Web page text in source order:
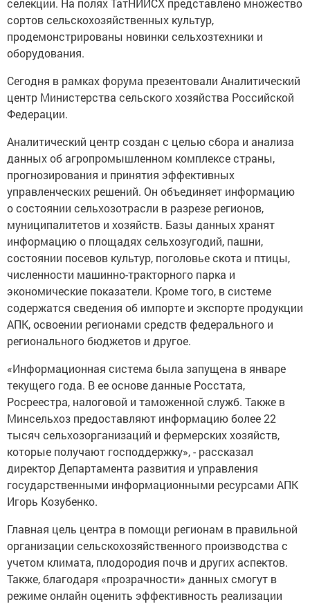
селекции. На полях ТатНИИСХ представлено множество
сортов сельскохозяйственных культур,
продемонстрированы новинки сельхозтехники и
оборудования.
Сегодня в рамках форума презентовали Аналитический
центр Министерства сельского хозяйства Российской
Федерации.
Аналитический центр создан с целью сбора и анализа
данных об агропромышленном комплексе страны,
прогнозирования и принятия эффективных
управленческих решений. Он объединяет информацию
о состоянии сельхозотрасли в разрезе регионов,
муниципалитетов и хозяйств. Базы данных хранят
информацию о площадях сельхозугодий, пашни,
состоянии посевов культур, поголовье скота и птицы,
численности машинно-тракторного парка и
экономические показатели. Кроме того, в системе
содержатся сведения об импорте и экспорте продукции
АПК, освоении регионами средств федерального и
регионального бюджетов и другое.
«Информационная система была запущена в январе
текущего года. В ее основе данные Росстата,
Росреестра, налоговой и таможенной служб. Также в
Минсельхоз предоставляют информацию более 22
тысяч сельхозорганизаций и фермерских хозяйств,
которые получают господдержку», - рассказал
директор Департамента развития и управления
государственными информационными ресурсами АПК
Игорь Козубенко.
Главная цель центра в помощи регионам в правильной
организации сельскохозяйственного производства с
учетом климата, плодородия почв и других аспектов.
Также, благодаря «прозрачности» данных смогут в
режиме онлайн оценить эффективность реализации